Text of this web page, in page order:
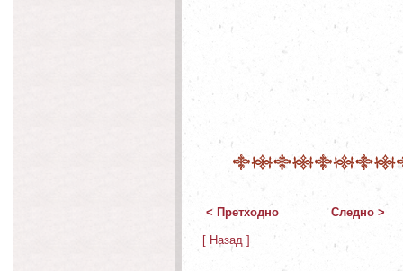
< Претходно Следно >
[ Назад ]